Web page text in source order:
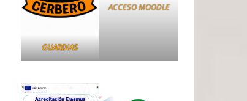
GUARDIAS
ACCESO MOODLE